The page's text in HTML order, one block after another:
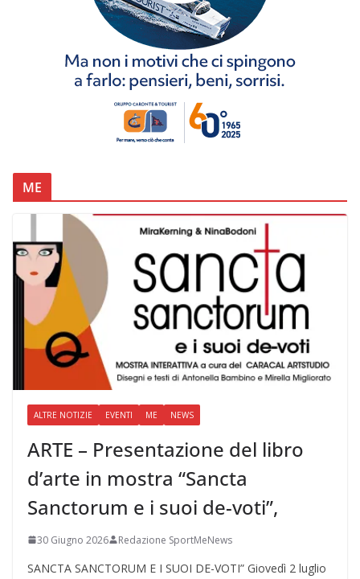
ME
ALTRE NOTIZIE EVENTI ME NEWS
ARTE – Presentazione del libro
d’arte in mostra “Sancta
Sanctorum e i suoi de-voti”,
30 Giugno 2026 Redazione SportMeNews
SANCTA SANCTORUM E I SUOI DE-VOTI” Giovedì 2 luglio